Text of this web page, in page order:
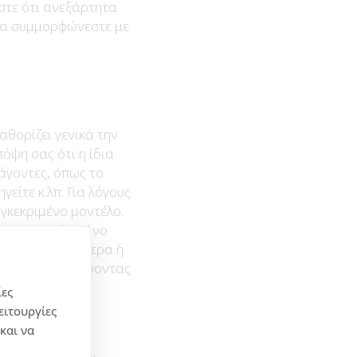
ότι ανεξάρτητα
συμμορφώνεστε με
γενικά την
σας ότι η ίδια
όπως το
κ.λπ. Για λόγους
μοντέλο.
με μία μόνο
150 χιλιόμετρα ή
τιμής προσφέροντας
να